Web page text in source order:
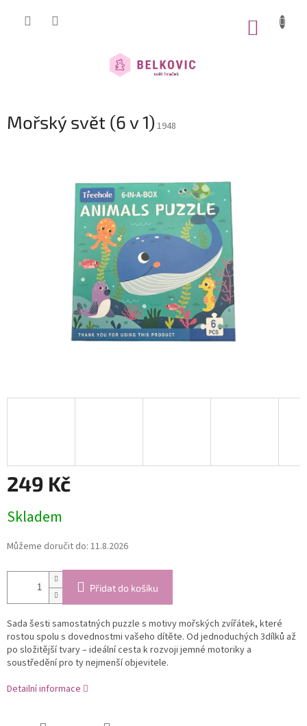
Mořský svět (6 v 1) 1948
249 Kč
cena:
Skladem
Můžeme doručit do: 11.8.2026
Přidat do košíku
Sada šesti samostatných puzzle s motivy mořských zvířátek, které
rostou spolu s dovednostmi vašeho dítěte. Od jednoduchých 3dílků až
po složitější tvary – ideální cesta k rozvoji jemné motoriky a
soustředění pro ty nejmenší objevitele.
Detailní informace